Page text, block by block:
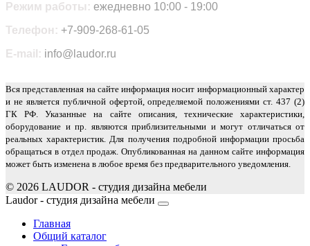
Режим работы: ежедневно 10:00 - 19:00
Телефон: +7-909-268-61-05
E-mail: info@laudor.ru
Вся представленная на сайте информация носит информационный характер
и не является публичной офертой, определяемой положениями ст. 437 (2)
ГК РФ. Указанные на сайте описания, технические характеристики,
оборудование и пр. являются приблизительными и могут отличаться от
реальных характеристик. Для получения подробной информации просьба
обращаться в отдел продаж. Опубликованная на данном сайте информация
может быть изменена в любое время без предварительного уведомления.
© 2026 LAUDOR - студия дизайна мебели
Joomla! 3 Templates
Laudor - студия дизайна мебели
Главная
Общий каталог